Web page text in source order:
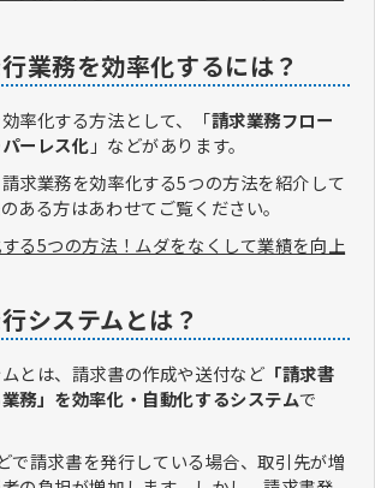
業務を効率化するには？
率化する方法として、「請求業務フロー
ーレス化 」などがあります。
求業務を効率化する5つの方法を紹介して
ある方はあわせてご覧ください。
る5つの方法！ムダをなくして業績を向上
システムとは？
とは、請求書の作成や送付など 「請求書
務」を効率化・自動化するシステムで
で請求書を発行している場合、取引先が増